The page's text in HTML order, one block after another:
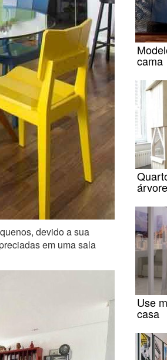
devido a sua
em uma sala
cama
árvore
Use
casa